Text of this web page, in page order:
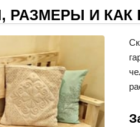
РАЗМЕРЫ И